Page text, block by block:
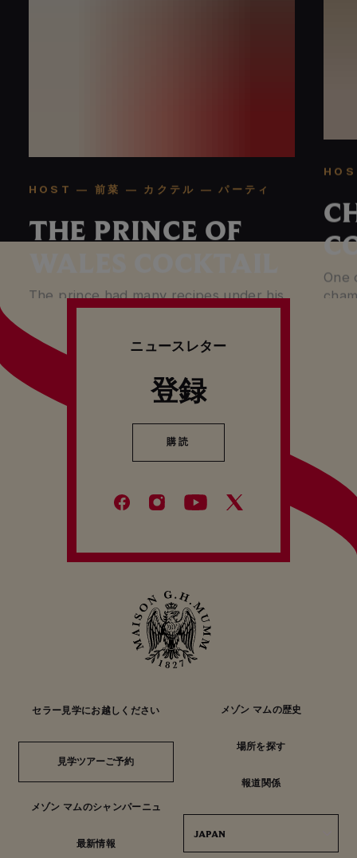
HOST — 前菜 — カクテル — パーティ
THE PRINCE OF
The prince had many recipes under his
One
ニュースレター
登録
購読
購読
セラー見学にお越しください
見学ツアーご予約
見学ツアーご予約
メゾン マムのシャンパーニュ
最新情報
メゾン マムの歴史
場所を探す
報道関係
JAPAN